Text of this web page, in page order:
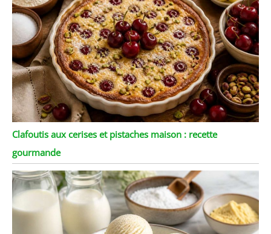
Clafoutis aux cerises et pistaches maison : recette
gourmande